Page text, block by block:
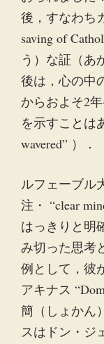
後，すなわち
saving of
う）な証（あ
後は，心の中
からおよそ2
を示すことは
wavered” ）．
ルフェーブル
注・ “clear
はっきりと明
み切った思考
例として，彼
アキナス
簡（しょかん
スはドン・ジ